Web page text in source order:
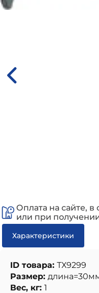
Оплата на сайте, в
или при
Характеристики
ID товара: ТХ9299
Размер:
Вес, кг: 1